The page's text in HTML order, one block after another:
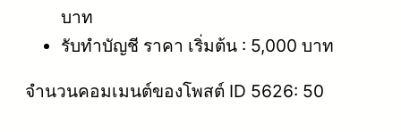
บาท
รับทำบัญชี ราคา เริ่มต้น : 5,000 บาท
จำนวนคอมเมนต์ของโพสต์ ID 5626: 50